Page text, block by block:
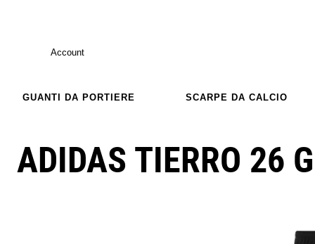
Account
GUANTI DA PORTIERE SCARPE DA CALCIO
ADIDAS TIERRO 26